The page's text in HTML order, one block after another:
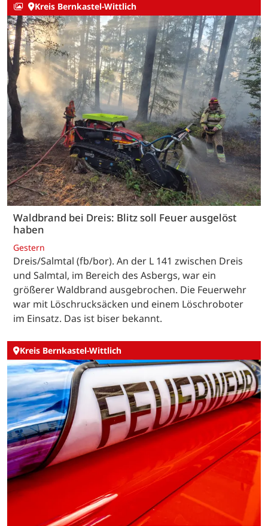
Kreis Bernkastel-Wittlich
Waldbrand bei Dreis: Blitz soll Feuer ausgelöst
haben
Gestern
Dreis/Salmtal (fb/bor). An der L 141 zwischen Dreis
und Salmtal, im Bereich des Asbergs, war ein
größerer Waldbrand ausgebrochen. Die Feuerwehr
war mit Löschrucksäcken und einem Löschroboter
im Einsatz. Das ist biser bekannt.
Kreis Bernkastel-Wittlich